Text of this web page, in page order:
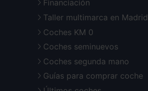
Financiación
Taller multimarca en Madrid
Coches KM 0
Coches seminuevos
Coches segunda mano
Guías para comprar coche